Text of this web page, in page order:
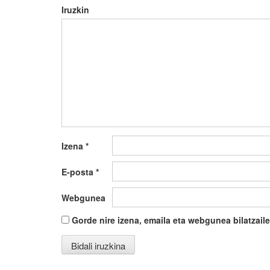
Iruzkin
Izena *
E-posta *
Webgunea
Gorde nire izena, emaila eta webgunea